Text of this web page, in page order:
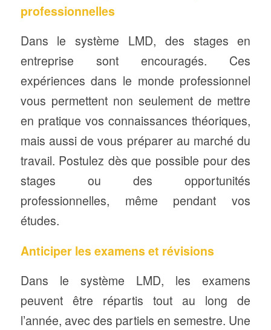
professionnelles
Dans le système LMD, des stages en
entreprise sont encouragés. Ces
expériences dans le monde professionnel
vous permettent non seulement de mettre
en pratique vos connaissances théoriques,
mais aussi de vous préparer au marché du
travail. Postulez dès que possible pour des
stages ou des opportunités
professionnelles, même pendant vos
études.
Anticiper les examens et révisions
Dans le système LMD, les examens
peuvent être répartis tout au long de
l’année, avec des partiels en semestre. Une